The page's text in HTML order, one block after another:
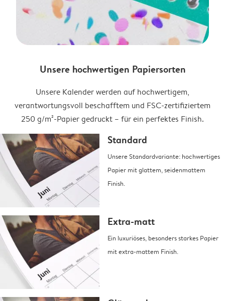
Unsere hochwertigen Papiersorten
Unsere Kalender werden auf hochwertigem,
verantwortungsvoll beschafftem und FSC-zertifiziertem
250 g/m²-Papier gedruckt – für ein perfektes Finish.
Standard
Unsere Standardvariante: hochwertiges
Papier mit glattem, seidenmattem
Finish.
Extra-matt
Ein luxuriöses, besonders starkes Papier
mit extra-mattem Finish.